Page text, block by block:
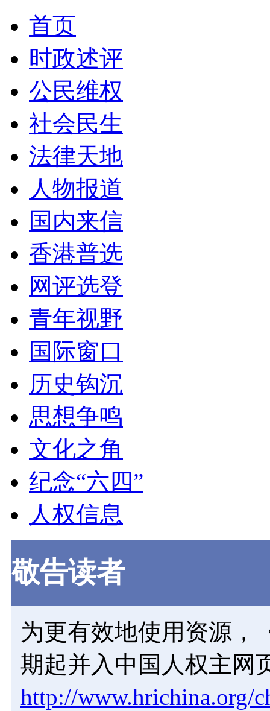
首页
时政述评
公民维权
社会民生
法律天地
人物报道
国内来信
香港普选
网评选登
青年视野
国际窗口
历史钩沉
思想争鸣
文化之角
纪念“六四”
人权信息
敬告读者
为更有效地使用资源，
期起并入中国人权主网
http://www.hrichina.org/